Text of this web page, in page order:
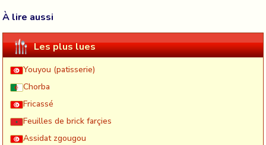
À lire aussi
Les plus lues
Youyou (patisserie)
Chorba
Fricassé
Feuilles de brick farçies
Assidat zgougou